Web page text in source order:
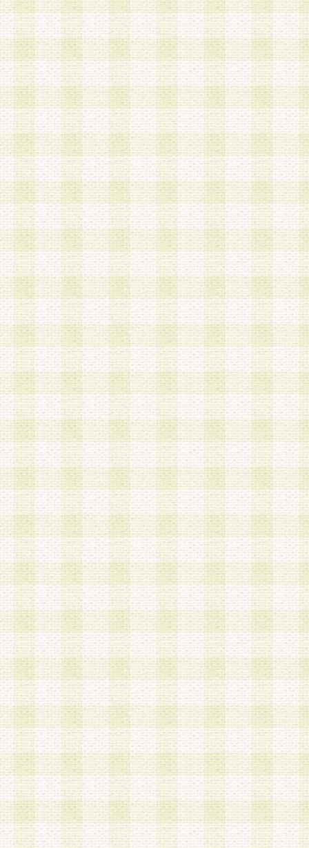
a.既に登録されている会員と同一のメールアドレ
録する場合
b.本サービスと同様のサービスを提供している企
業に従事していると思われる本人またはその家族
場合
c.その他当社が不適切と判断する場合
2.当社は、会員登録希望者を会員として承認する
した 場合、会員登録希望者による会員登録手続
による承認後の場合であっても、会員登録の取り
の抹消を、当社が適切と判 断する方法・手段に
とができるものとします。
3.会員登録希望者が18歳未満、成年被後見人、被
人 である場合は、親権者などの法定代理人の同
録を行うものとします。なお、義務教育学齢に該
者については、登録時に 当社が別途定める方法
権者による承認手続きを行うものとします。
第3条 会員の登録方法
1.会員登録手続きは、会員登録希望者本人が行う
る登録は一切認められないものとします。
2.会員登録希望者は、本規約に同意の後、当社指
画 面」において、当社が指定する必要事項を入
を行うものとします。当社は、会員登録を承認し
会員として本サービスを 受けるためのログイン
を付与します。
3.会員は、会員登録の際に申告する登録情報の全
いかなる虚偽の申告をも行ってはならないものと
4.会員は、複数のログインＩＤおよびパスワード
いものとします。
第4条 ログインIDおよびパスワードの管理
1.会員は、会員登録後、本サイト内にて本サービ
加する際には、前条に基づき当社から付与された
スワードを使用するものとします。
2.登録の際に当社が付与したログインIDおよびパ
の使用に関しては、全て会員本人がその責任を負
3.会員は、当社から付与されたログインIDおよび
貸与、名義変更、売買その他形態を問わず第三者
ならないものとします。
4.当社は、会員によるログインIDおよびパスワー
盗用など第三者の利用に伴う損害の発生について
き事由の有無、その他原因の如何を問わず、一切
のとします。